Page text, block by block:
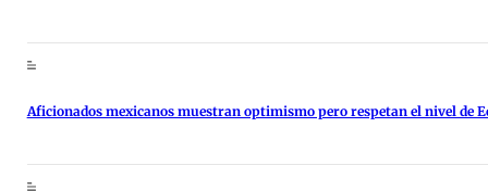
Aficionados mexicanos muestran optimismo pero respetan el nivel de